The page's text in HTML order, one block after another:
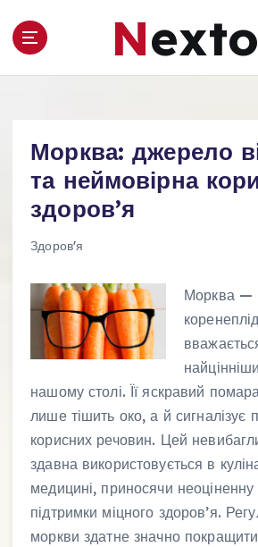
Морква: джерело
та неймовірна
здоров’я
Здоров'я
Морква —
нашому столі. Її яскравий
лише тішить око, а й сигналізує
корисних речовин. Цей
здавна використовується в
медицині, приносячи неоціненну
підтримки міцного здоров’я.
моркви здатне значно